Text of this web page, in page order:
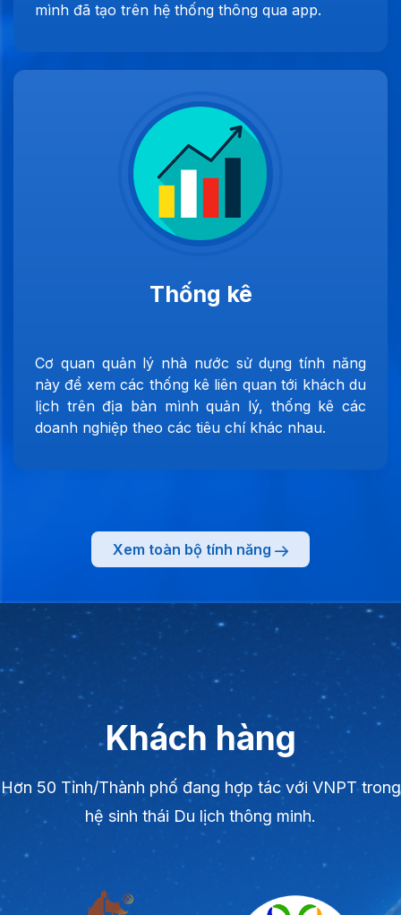
mình đã tạo trên hệ thống thông qua app.
Thống kê
Cơ quan quản lý nhà nước sử dụng tính năng
này để xem các thống kê liên quan tới khách du
lịch trên địa bàn mình quản lý, thống kê các
doanh nghiệp theo các tiêu chí khác nhau.
Xem toàn bộ tính năng
Khách hàng
Hơn 50 Tỉnh/Thành phố đang hợp tác với VNPT trong
hệ sinh thái Du lịch thông minh.